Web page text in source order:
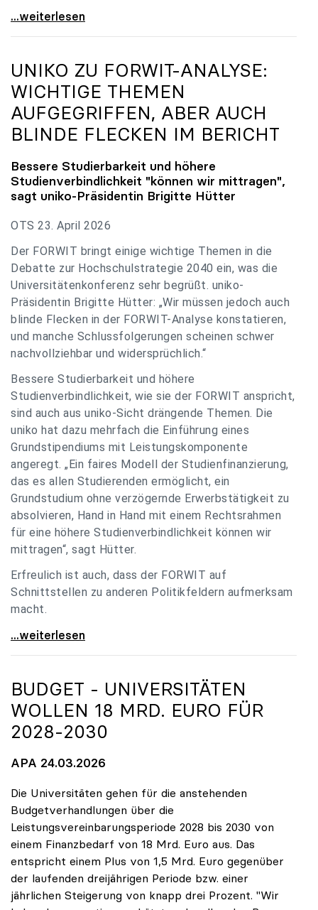
uniko zu Budgetverhandlungen: Universitäten sind
...weiterlesen
UNIKO ZU FORWIT-ANALYSE:
WICHTIGE THEMEN
AUFGEGRIFFEN, ABER AUCH
BLINDE FLECKEN IM BERICHT
Bessere Studierbarkeit und höhere
Studienverbindlichkeit "können wir mittragen",
sagt uniko-Präsidentin Brigitte Hütter
OTS 23. April 2026
Der FORWIT bringt einige wichtige Themen in die
Debatte zur Hochschulstrategie 2040 ein, was die
Universitätenkonferenz sehr begrüßt. uniko-
Präsidentin Brigitte Hütter: „Wir müssen jedoch auch
blinde Flecken in der FORWIT-Analyse konstatieren,
und manche Schlussfolgerungen scheinen schwer
nachvollziehbar und widersprüchlich.“
Bessere Studierbarkeit und höhere
Studienverbindlichkeit, wie sie der FORWIT anspricht,
sind auch aus uniko-Sicht drängende Themen. Die
uniko hat dazu mehrfach die Einführung eines
Grundstipendiums mit Leistungskomponente
angeregt. „Ein faires Modell der Studienfinanzierung,
das es allen Studierenden ermöglicht, ein
Grundstudium ohne verzögernde Erwerbstätigkeit zu
absolvieren, Hand in Hand mit einem Rechtsrahmen
für eine höhere Studienverbindlichkeit können wir
mittragen“, sagt Hütter.
Erfreulich ist auch, dass der FORWIT auf
Schnittstellen zu anderen Politikfeldern aufmerksam
macht.
uniko zu FORWIT-Analyse: Wichtige Themen
...weiterlesen
BUDGET - UNIVERSITÄTEN
WOLLEN 18 MRD. EURO FÜR
2028-2030
APA 24.03.2026
Die Universitäten gehen für die anstehenden
Budgetverhandlungen über die
Leistungsvereinbarungsperiode 2028 bis 2030 von
einem Finanzbedarf von 18 Mrd. Euro aus. Das
entspricht einem Plus von 1,5 Mrd. Euro gegenüber
der laufenden dreijährigen Periode bzw. einer
jährlichen Steigerung von knapp drei Prozent. "Wir